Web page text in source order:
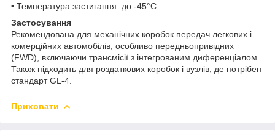
• Температура застигання: до -45°C
Застосування
Рекомендована для механічних коробок передач легкових і
комерційних автомобілів, особливо передньопривідних
(FWD), включаючи трансмісії з інтегрованим диференціалом.
Також підходить для роздаткових коробок і вузлів, де потрібен
стандарт GL-4.
Приховати